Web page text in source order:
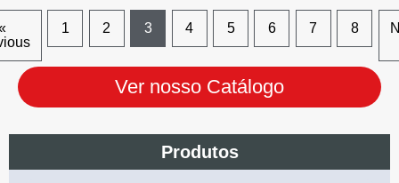
Produtos
1 2 3 4 5 6 7 8
Ver nosso Catálogo